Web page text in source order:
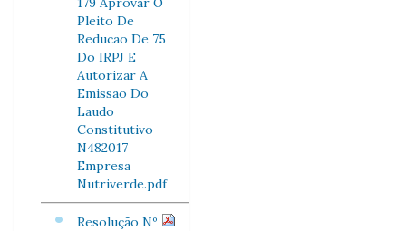
Pleito De
Reducao De 75
Do IRPJ E
Autorizar A
Emissao Do
Laudo
Constitutivo
N482017
Empresa
Nutriverde.pdf
Resolução Nº